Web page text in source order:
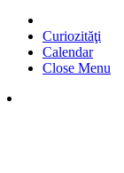
Curiozităţi
Calendar
Close Menu